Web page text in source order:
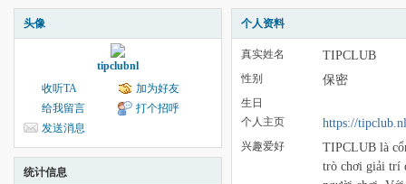
头像
tipclubnl
收听TA
加为好友
给我留言
打个招呼
发送消息
统计信息
个人资料
真实姓名 TIPCLUB
性别 保密
生日
个人主页
https://
兴趣爱好
TIPCLUB là
trò chơi giải trí